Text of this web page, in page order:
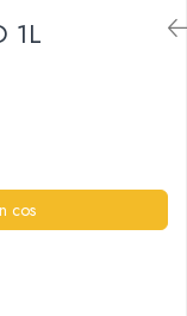
1L
cos